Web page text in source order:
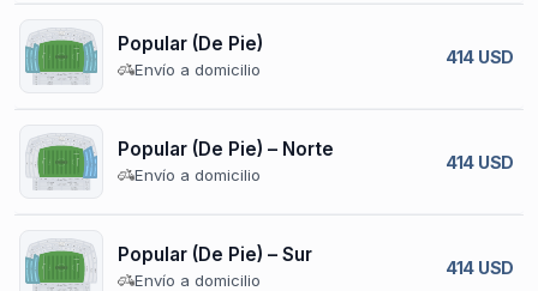
Popular (De Pie)
Envío a domicilio
414 USD
Popular (De Pie) – Norte
Envío a domicilio
414 USD
Popular (De Pie) – Sur
Envío a domicilio
414 USD